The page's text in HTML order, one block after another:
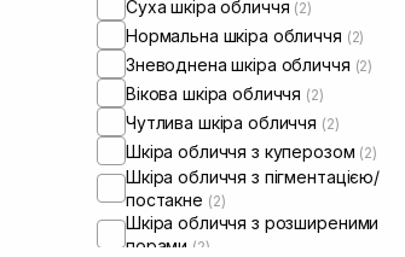
Суха шкіра обличчя (2)
Нормальна шкіра обличчя (2)
Зневоднена шкіра обличчя (2)
Вікова шкіра обличчя (2)
Чутлива шкіра обличчя (2)
Шкіра обличчя з куперозом (2)
Шкіра обличчя з пігментацією/
постакне (2)
Шкіра обличчя з розширеними
порами (2)